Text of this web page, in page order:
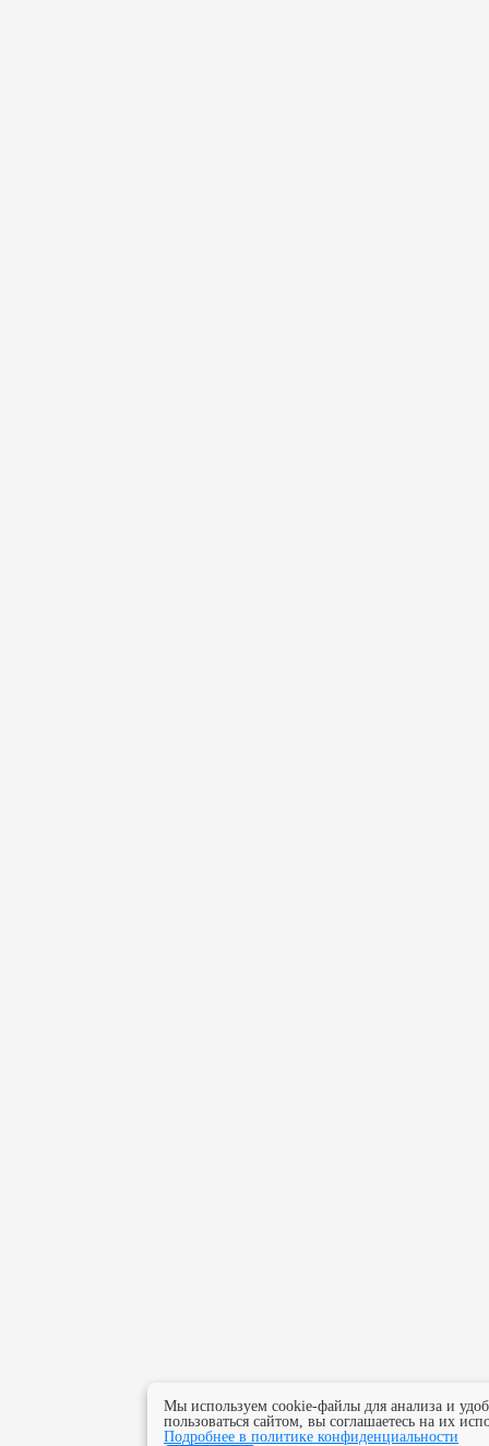
Мы используем cookie-файлы для анализа и
пользоваться сайтом, вы соглашаетесь на их
Подробнее в политике конфиденциальности